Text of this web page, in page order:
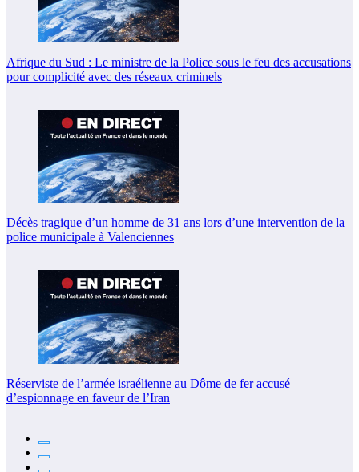
Afrique du Sud : Le ministre de la Police sous le feu des accusations
pour complicité avec des réseaux criminels
Décès tragique d’un homme de 31 ans lors d’une intervention de la
police municipale à Valenciennes
Réserviste de l’armée israélienne au Dôme de fer accusé
d’espionnage en faveur de l’Iran